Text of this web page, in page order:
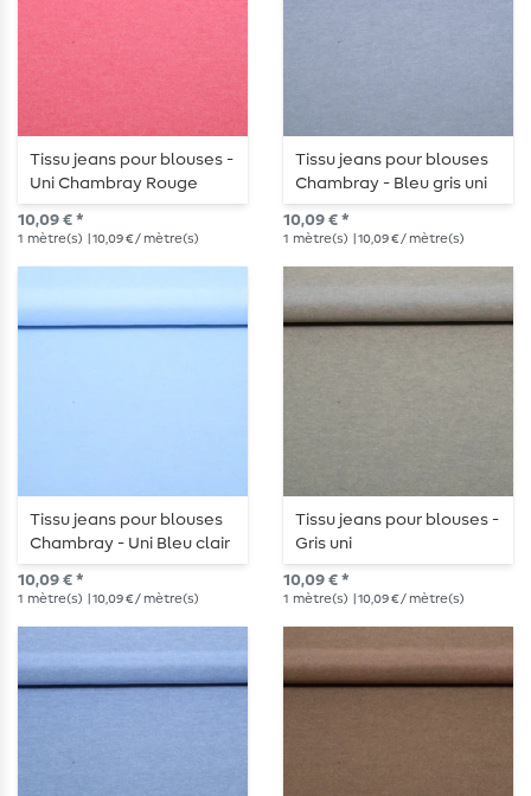
Tissu jeans pour blouses -
Uni Chambray Rouge
10,09 € *
1 mètre(s) | 10,09 € / mètre(s)
Tissu jeans pour blouses
Chambray - Bleu gris uni
10,09 € *
1 mètre(s) | 10,09 € / mètre(s)
Tissu jeans pour blouses
Chambray - Uni Bleu clair
10,09 € *
1 mètre(s) | 10,09 € / mètre(s)
Tissu jeans pour blouses -
Gris uni
10,09 € *
1 mètre(s) | 10,09 € / mètre(s)